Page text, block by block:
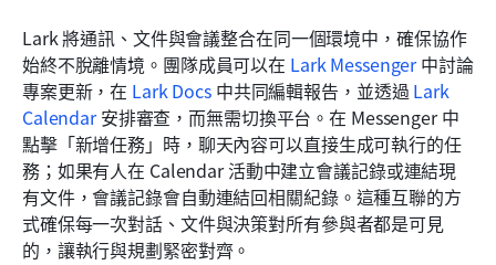
Lark 將通訊、文件與會議整合在同一個環境中，確保協作
始終不脫離情境。團隊成員可以在 Lark Messenger 中討論
專案更新，在 Lark Docs 中共同編輯報告，並透過 Lark
Calendar 安排審查，而無需切換平台。在 Messenger 中
點擊「新增任務」時，聊天內容可以直接生成可執行的任
務；如果有人在 Calendar 活動中建立會議記錄或連結現
有文件，會議記錄會自動連結回相關紀錄。這種互聯的方
式確保每一次對話、文件與決策對所有參與者都是可見
的，讓執行與規劃緊密對齊。